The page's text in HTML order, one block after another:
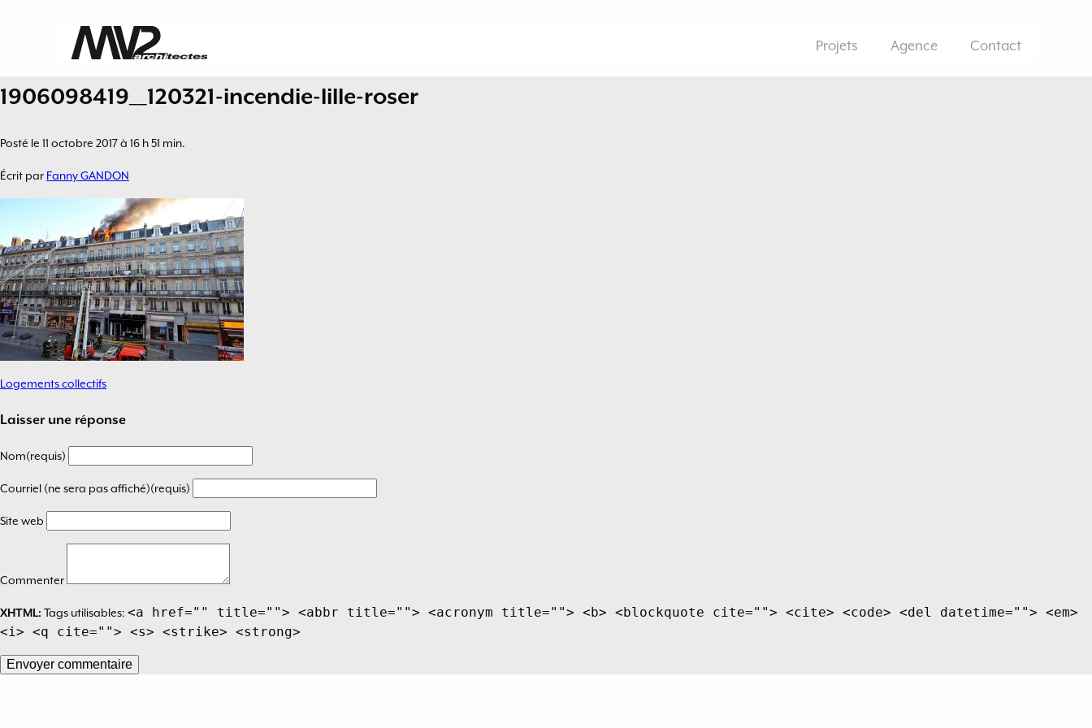
Projets Agence Contact
1906098419__120321-incendie-lille-roser
Posté le 11 octobre 2017 à 16 h 51 min.
Écrit par Fanny GANDON
Navigation
de
l’article
Logements collectifs
Laisser une réponse
Nom(requis)
Courriel (ne sera pas affiché)(requis)
Site web
Commenter
XHTML: Tags utilisables: <a href="" title=""> <abbr title=""> <acronym title=""> <b> <blockquote cite=""> <cite> <code> <del datetime=""> <em>
<i> <q cite=""> <s> <strike> <strong>